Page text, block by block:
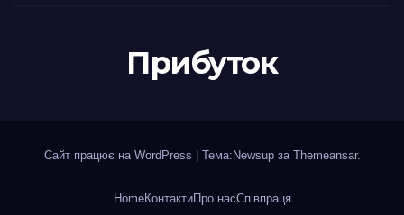
Прибуток
Сайт працює на WordPress Тема:Newsup за Themeansar.
HomeКонтактиПро насСпівпраця